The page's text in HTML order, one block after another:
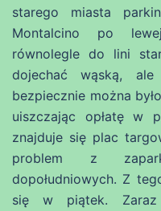
starego miasta
Montalcino po
równolegle do lini
dojechać wąską,
bezpiecznie można
uiszczając opłatę w
znajduje się plac
problem z
dopołudniowych. Z
się w piątek. Zaraz